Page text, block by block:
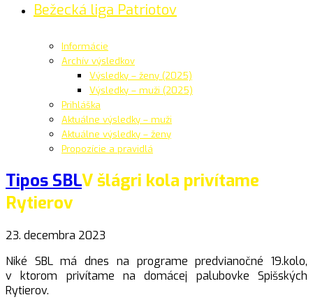
Bežecká liga Patriotov
Informácie
Archív výsledkov
Výsledky – ženy (2025)
Výsledky – muži (2025)
Prihláška
Aktuálne výsledky – muži
Aktuálne výsledky – ženy
Propozície a pravidlá
Tipos SBLV šlágri kola privítame
Rytierov
23. decembra 2023
Niké SBL má dnes na programe predvianočné 19.kolo,
v ktorom privítame na domácej palubovke Spišských
Rytierov.